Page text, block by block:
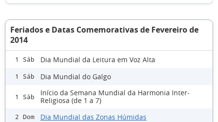
Feriados e Datas Comemorativas de Fevereiro de
2014
1 Sáb Dia Mundial da Leitura em Voz Alta
1 Sáb Dia Mundial do Galgo
1 Sáb
Início da Semana Mundial da Harmonia Inter-
Religiosa (de 1 a 7)
2 Dom Dia Mundial das Zonas Húmidas